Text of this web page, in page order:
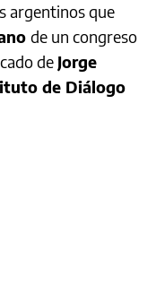
argentinos que
de un congreso
de Jorge
de Diálogo